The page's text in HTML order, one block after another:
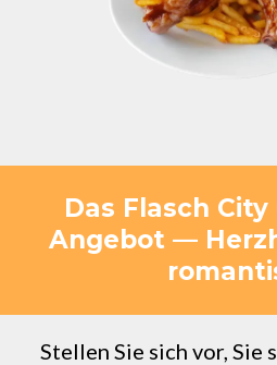
Das Flasch
Angebot —
Stellen Sie sich vor, Sie